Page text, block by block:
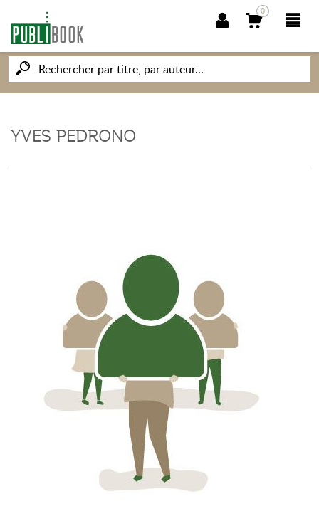
0
NOUVEAUTÉS
PUBLIBOOK
SOCIÉTÉ DES ÉCRIVAINS
YVES PEDRONO